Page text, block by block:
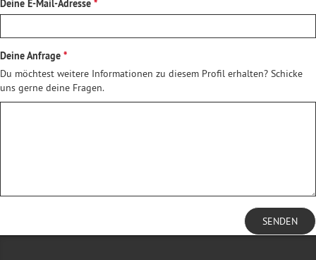
Deine E-Mail-Adresse
Deine Anfrage
Du möchtest weitere Informationen zu diesem Profil erhalten? Schicke
uns gerne deine Fragen.
SENDEN